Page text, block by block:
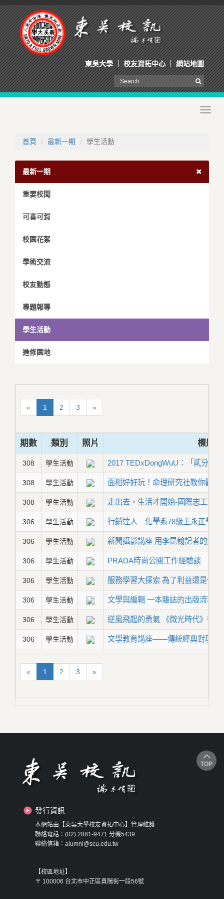
東吳大學 校友資拓中心 網站地圖
首頁 最新一期 學生活動
最新一期
重要校聞
可喜可賀
校園花絮
學術交流
校友動態
專題報導
學生活動
進修園地
« 1 2 3 »
期數 類別 照片 標題
308 學生活動 2017 TEDxDongWuU：「貳分之
308 學生活動 面相好好玩！命理研究社教你觀相
308 學生活動 走出去，生活才開始-國際志工分享
306 學生活動 行銷達人—化學系78級王永正學長
306 學生活動 新聞攝影講座 用李昆翰記者的角度
306 學生活動 PRADA時尚公關工作經驗談
306 學生活動 服務學習大探索 為了利益還是使命
306 學生活動 文學與編輯 一本雜誌的出版流程
306 學生活動 逆風飛起的勇氣 《微光時代》帶
306 學生活動 文學教育講座——傳統經典對現今
« 1 2 3 »
發行資訊
本網站由【東吳大學校友資拓中心】管理維護
聯絡電話：(02) 2881-9471 分機5439
聯絡信箱：alumni@scu.edu.tw
【校區地址】
〒 100006 台北市中正區貴陽街一段56號
TOP